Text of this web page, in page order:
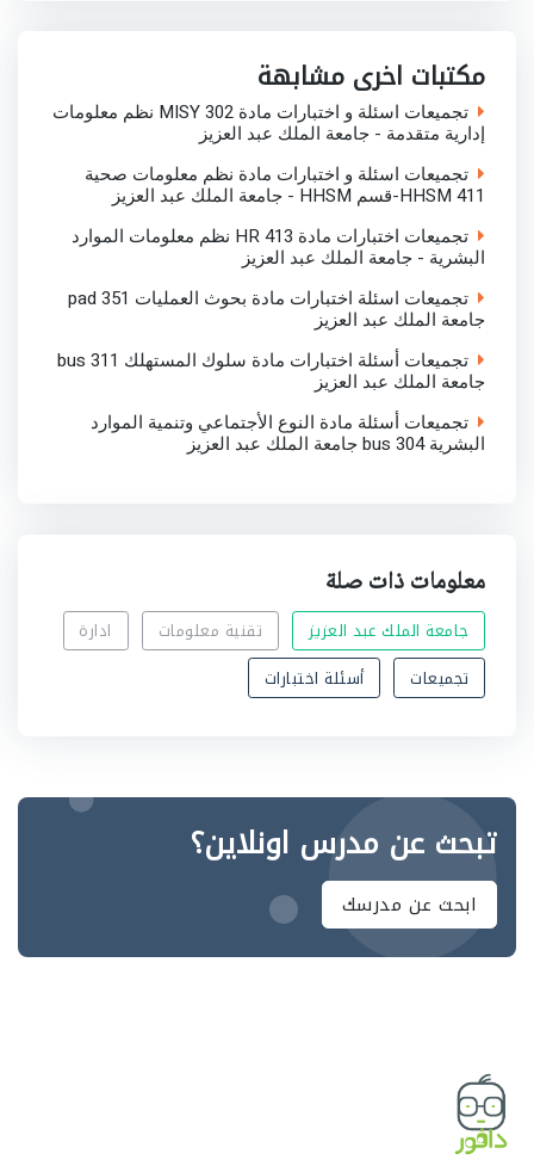
p
p n
مكتبات اخرى مشابهة
تجميعات اسئلة و اختبارات مادة MISY 302 نظم معلومات
إدارية متقدمة - جامعة الملك عبد العزيز
تجميعات اسئلة و اختبارات مادة نظم معلومات صحية
HHSM 411-قسم HHSM - جامعة الملك عبد العزيز
تجميعات اختبارات مادة HR 413 نظم معلومات الموارد
البشرية - جامعة الملك عبد العزيز
تجميعات اسئلة اختبارات مادة بحوث العمليات pad 351
جامعة الملك عبد العزيز
تجميعات أسئلة اختبارات مادة سلوك المستهلك bus 311
جامعة الملك عبد العزيز
تجميعات أسئلة مادة النوع الأجتماعي وتنمية الموارد
البشرية bus 304 جامعة الملك عبد العزيز
معلومات ذات صلة
جامعة الملك عبد العزيز تقنية معلومات
ادارة
تجميعات
أسئلة اختبارات
تبحث عن مدرس اونلاين؟
ابحث عن مدرسك